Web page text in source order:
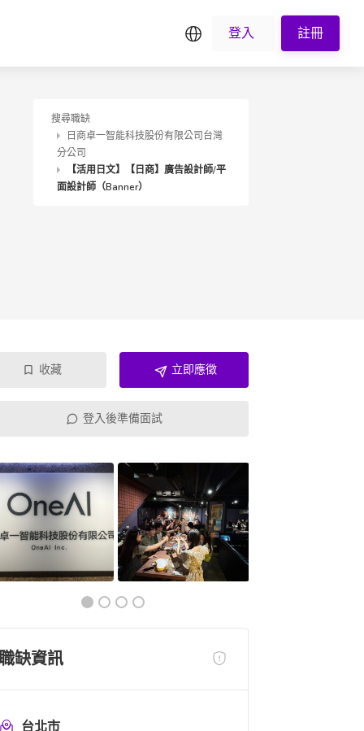
繁中登入 註冊
搜尋職缺
日商卓一智能科技股份有限公司台灣
分公司
【活用日文】【日商】廣告設計師/平
面設計師（Banner）
收藏 立即應徵
登入後準備面試
缺資訊
台北市